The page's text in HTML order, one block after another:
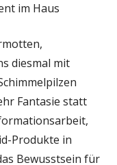
im Haus
diesmal mit
Fantasie statt
Produkte in
Bewusstsein für